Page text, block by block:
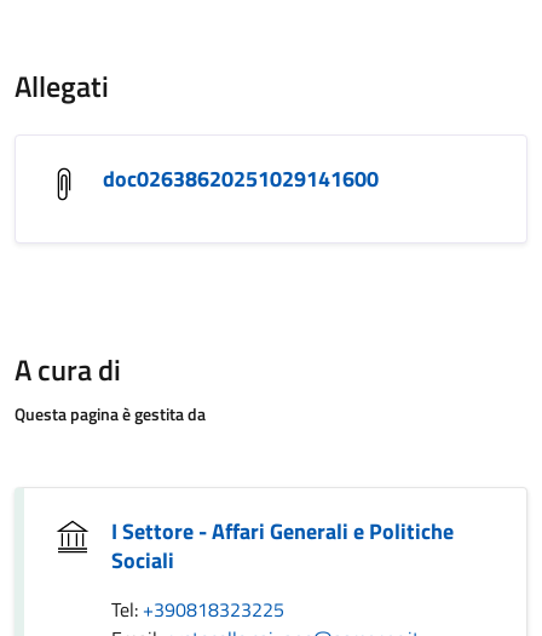
Allegati
doc02638620251029141600
A cura di
Questa pagina è gestita da
I Settore - Affari Generali e Politiche
Sociali
Tel: +390818323225